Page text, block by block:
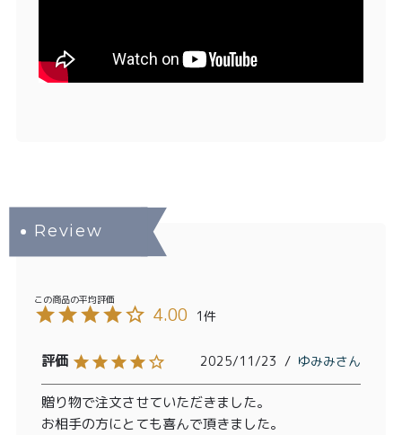
4.00 1
ゆみみ
2025/11/23
贈り物で注文させていただきました。
お相手の方にとても喜んで頂きました。